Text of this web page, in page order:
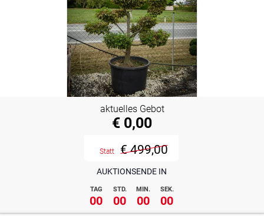
AUKTIONSENDE IN
TAG STD. MIN. SEK.
00 00 00 00
aktuelles Gebot
€ 0,00
Statt € 499,00